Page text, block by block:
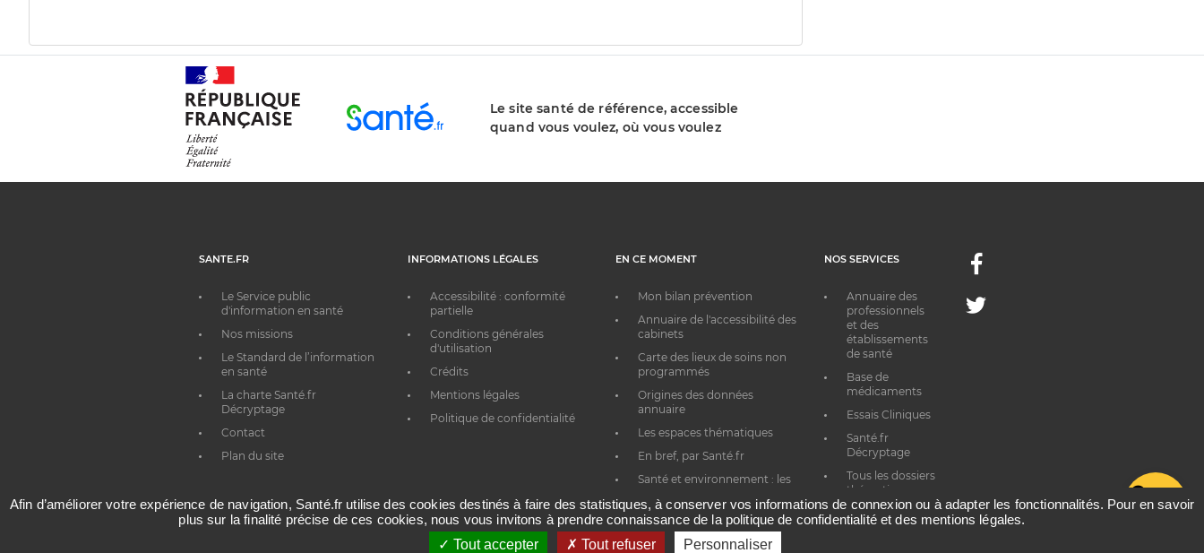
Le site santé de référence, accessible
quand vous voulez, où vous voulez
SANTE.FR
Le Service public
d'information en santé
Nos missions
Le Standard de l’information
en santé
La charte Santé.fr
Décryptage
Contact
Plan du site
INFORMATIONS LÉGALES
Accessibilité : conformité
partielle
Conditions générales
d'utilisation
Crédits
Mentions légales
Politique de confidentialité
EN CE MOMENT
Mon bilan prévention
Annuaire de l'accessibilité des
cabinets
Carte des lieux de soins non
programmés
Origines des données
annuaire
Les espaces thématiques
En bref, par Santé.fr
Santé et environnement : les
NOS SERVICES
Annuaire des
professionnels
et des
établissements
de santé
Base de
médicaments
Essais Cliniques
Santé.fr
Décryptage
Tous les dossiers
thématiques
Facebook
Twitter
Afin d’améliorer votre expérience de navigation, Santé.fr utilise des cookies destinés à faire des statistiques, à conserver vos informations de connexion ou à adapter les fonctionnalités. Pour en savoir
plus sur la finalité précise de ces cookies, nous vous invitons à prendre connaissance de la politique de confidentialité et des mentions légales.
Tout accepter
Tout refuser Personnaliser